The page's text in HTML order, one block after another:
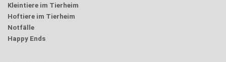
Kleintiere im Tierheim
Hoftiere im Tierheim
Notfälle
Happy Ends